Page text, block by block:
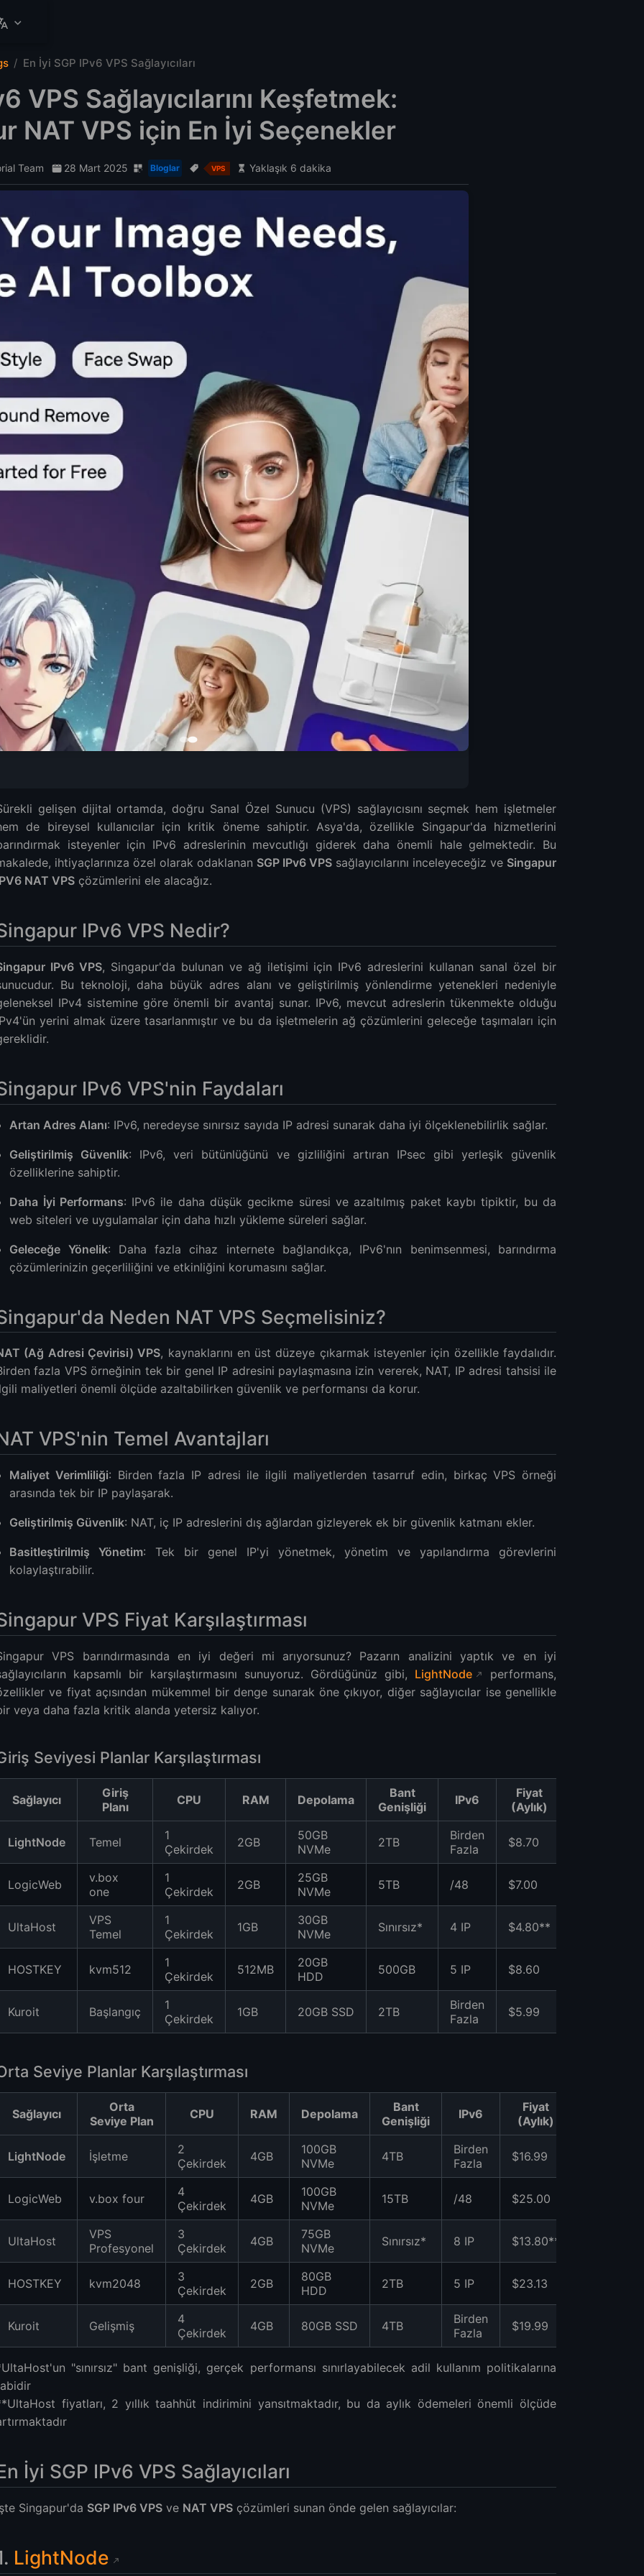
En İyi SGP IPv6 VPS Sağlayıcıları
VPS Sağlayıcılarını Keşfetmek:
NAT VPS için En İyi Seçenekler
Team 28 Mart 2025 Bloglar VPS Yaklaşık 6 dakika
Faydaları
NAT VPS Seçmelisiniz?
Avantajları
Karşılaştırması
Sağlayıcıları
VPS Barındırmanın Geleceği
gelişen dijital ortamda, doğru Sanal Özel Sunucu (VPS) sağlayıcısını seçmek hem işletmeler
de bireysel kullanıcılar için kritik öneme sahiptir. Asya'da, özellikle Singapur'da hizmetlerini
isteyenler için IPv6 adreslerinin mevcutlığı giderek daha önemli hale gelmektedir. Bu
ihtiyaçlarınıza özel olarak odaklanan SGP IPv6 VPS sağlayıcılarını inceleyeceğiz ve Singapur
NAT VPS çözümlerini ele alacağız.
IPv6 VPS Nedir?
IPv6 VPS, Singapur'da bulunan ve ağ iletişimi için IPv6 adreslerini kullanan sanal özel bir
Bu teknoloji, daha büyük adres alanı ve geliştirilmiş yönlendirme yetenekleri nedeniyle
IPv4 sistemine göre önemli bir avantaj sunar. IPv6, mevcut adreslerin tükenmekte olduğu
yerini almak üzere tasarlanmıştır ve bu da işletmelerin ağ çözümlerini geleceğe taşımaları için
IPv6 VPS'nin Faydaları
Artan Adres Alanı: IPv6, neredeyse sınırsız sayıda IP adresi sunarak daha iyi ölçeklenebilirlik sağlar.
Geliştirilmiş Güvenlik: IPv6, veri bütünlüğünü ve gizliliğini artıran IPsec gibi yerleşik güvenlik
özelliklerine sahiptir.
Daha İyi Performans: IPv6 ile daha düşük gecikme süresi ve azaltılmış paket kaybı tipiktir, bu da
web siteleri ve uygulamalar için daha hızlı yükleme süreleri sağlar.
Geleceğe Yönelik: Daha fazla cihaz internete bağlandıkça, IPv6'nın benimsenmesi, barındırma
çözümlerinizin geçerliliğini ve etkinliğini korumasını sağlar.
Neden NAT VPS Seçmelisiniz?
(Ağ Adresi Çevirisi) VPS, kaynaklarını en üst düzeye çıkarmak isteyenler için özellikle faydalıdır.
fazla VPS örneğinin tek bir genel IP adresini paylaşmasına izin vererek, NAT, IP adresi tahsisi ile
maliyetleri önemli ölçüde azaltabilirken güvenlik ve performansı da korur.
VPS'nin Temel Avantajları
Maliyet Verimliliği: Birden fazla IP adresi ile ilgili maliyetlerden tasarruf edin, birkaç VPS örneği
arasında tek bir IP paylaşarak.
Geliştirilmiş Güvenlik: NAT, iç IP adreslerini dış ağlardan gizleyerek ek bir güvenlik katmanı ekler.
Basitleştirilmiş Yönetim: Tek bir genel IP'yi yönetmek, yönetim ve yapılandırma görevlerini
kolaylaştırabilir.
VPS Fiyat Karşılaştırması
VPS barındırmasında en iyi değeri mi arıyorsunuz? Pazarın analizini yaptık ve en iyi
kapsamlı bir karşılaştırmasını sunuyoruz. Gördüğünüz gibi, LightNode
performans,
ve fiyat açısından mükemmel bir denge sunarak öne çıkıyor, diğer sağlayıcılar ise genellikle
veya daha fazla kritik alanda yetersiz kalıyor.
Seviyesi Planlar Karşılaştırması
Sağlayıcı
Giriş
Planı
CPU RAM Depolama
Bant
Genişliği
IPv6
Fiyat
(Aylık)
LightNode Temel
1
Çekirdek
2GB
50GB
NVMe
2TB
Birden
Fazla
$8.70
LogicWeb
v.box
one
1
Çekirdek
2GB
25GB
NVMe
5TB /48 $7.00
UltaHost
VPS
Temel
1
Çekirdek
1GB
30GB
NVMe
Sınırsız* 4 IP $4.80**
HOSTKEY kvm512
1
Çekirdek
512MB
20GB
HDD
500GB 5 IP $8.60
Kuroit Başlangıç
1
Çekirdek
1GB 20GB SSD 2TB
Birden
Fazla
$5.99
Seviye Planlar Karşılaştırması
Sağlayıcı
Orta
Seviye Plan
CPU RAM Depolama
Bant
Genişliği
IPv6
Fiyat
(Aylık)
LightNode İşletme
2
Çekirdek
4GB
100GB
NVMe
4TB
Birden
Fazla
$16.99
LogicWeb v.box four
4
Çekirdek
4GB
100GB
NVMe
15TB /48 $25.00
UltaHost
VPS
Profesyonel
3
Çekirdek
4GB
75GB
NVMe
Sınırsız* 8 IP $13.80**
HOSTKEY kvm2048
3
Çekirdek
2GB
80GB
HDD
2TB 5 IP $23.13
Kuroit Gelişmiş
4
Çekirdek
4GB 80GB SSD 4TB
Birden
Fazla
$19.99
"sınırsız" bant genişliği, gerçek performansı sınırlayabilecek adil kullanım politikalarına
fiyatları, 2 yıllık taahhüt indirimini yansıtmaktadır, bu da aylık ödemeleri önemli ölçüde
İyi SGP IPv6 VPS Sağlayıcıları
Singapur'da SGP IPv6 VPS ve NAT VPS çözümleri sunan önde gelen sağlayıcılar:
LightNode